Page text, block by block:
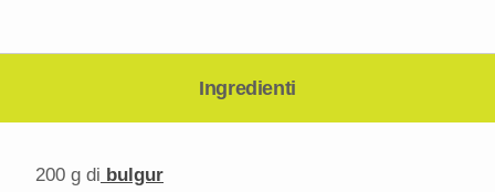
Ingredienti
200 g di bulgur